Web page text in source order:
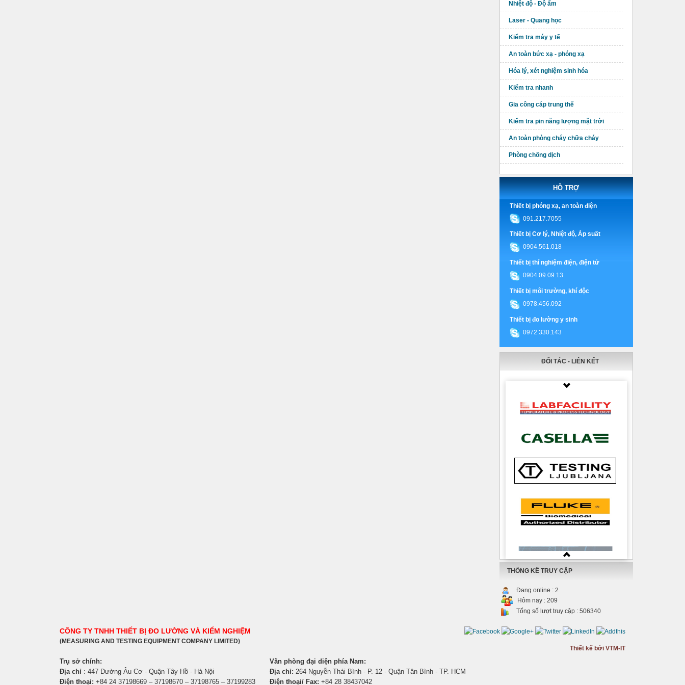
Nhiệt độ - Độ ẩm
Laser - Quang học
Kiểm tra máy y tế
An toàn bức xạ - phóng xạ
Hóa lý, xét nghiệm sinh hóa
Kiểm tra nhanh
Gia công cáp trung thế
Kiểm tra pin năng lượng mặt trời
An toàn phòng cháy chữa cháy
Phòng chống dịch
HỖ TRỢ
Thiết bị phóng xạ, an toàn điện
091.217.7055
Thiết bị Cơ lý, Nhiệt độ, Áp suất
0904.561.018
Thiết bị thí nghiệm điện, điện tử
0904.09.09.13
Thiết bị môi trường, khí độc
0978.456.092
Thiết bị đo lường y sinh
0972.330.143
ĐỐI TÁC - LIÊN KẾT
THỐNG KÊ TRUY CẬP
Đang online : 2
Hôm nay : 209
Tổng số lượt truy cập : 506340
CÔNG TY TNHH THIẾT BỊ ĐO LƯỜNG VÀ KIỂM NGHIỆM
(MEASURING AND TESTING EQUIPMENT COMPANY LIMITED)
Trụ sở chính:
Địa chỉ : 447 Đường Âu Cơ - Quận Tây Hồ - Hà Nội
Điện thoại: +84 24 37198669 – 37198670 – 37198765 – 37199283
Văn phòng đại diện phía Nam:
Địa chỉ: 264 Nguyễn Thái Bình - P. 12 - Quận Tân Bình - TP. HCM
Điện thoại/ Fax: +84 28 38437042
Thiết kế bởi VTM-IT